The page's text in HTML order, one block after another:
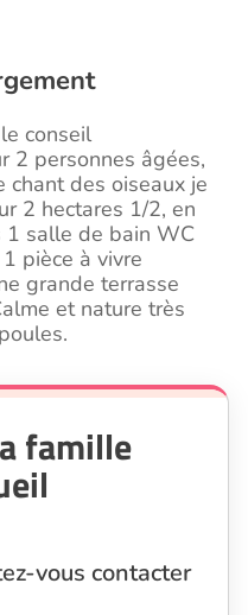
conseil
2 personnes âgées,
chant des oiseaux je
2 hectares 1/2, en
1 salle de bain WC
pièce à vivre
grande terrasse
et nature très
famille
vous contacter